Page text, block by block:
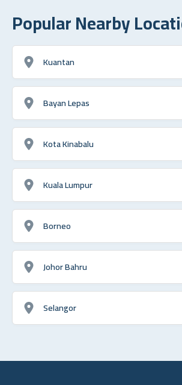
Popular Nearby
Kuantan
Bayan Lepas
Kota Kinabalu
Kuala Lumpur
Borneo
Johor Bahru
Selangor